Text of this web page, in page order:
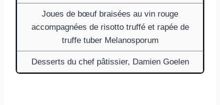
Joues de bœuf braisées au vin rouge
accompagnées de risotto truffé et rapée de
truffe tuber Melanosporum
Desserts du chef pâtissier, Damien Goelen